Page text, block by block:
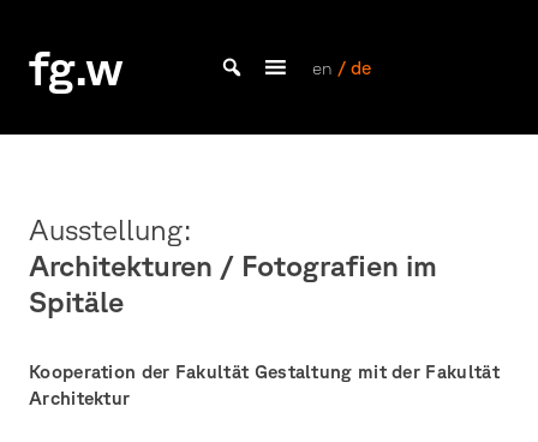
content
fg.w
Bachelor Kommunikationsdesign und Master Design & Information studieren
en / de
Ausstellung:
Architekturen / Fotografien im
Spitäle
Kooperation der Fakultät Gestaltung mit der Fakultät
Architektur